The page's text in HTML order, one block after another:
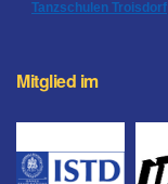
Tanzschulen Troisdorf
Mitglied im